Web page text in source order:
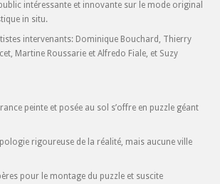
intéressante et innovante sur le mode original
in situ.
intervenants: Dominique Bouchard, Thierry
Martine Roussarie et Alfredo Fiale, et Suzy
peinte et posée au sol s’offre en puzzle géant
rigoureuse de la réalité, mais aucune ville
pour le montage du puzzle et suscite